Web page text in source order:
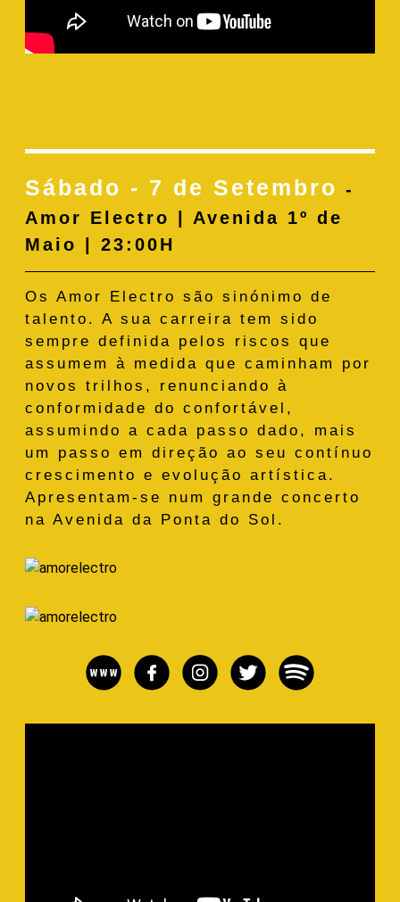
Sábado - 7 de Setembro -
Amor Electro | Avenida 1º de
Maio | 23:00H
Os Amor Electro são sinónimo de
talento. A sua carreira tem sido
sempre definida pelos riscos que
assumem à medida que caminham por
novos trilhos, renunciando à
conformidade do confortável,
assumindo a cada passo dado, mais
um passo em direção ao seu contínuo
crescimento e evolução artística.
Apresentam-se num grande concerto
na Avenida da Ponta do Sol.